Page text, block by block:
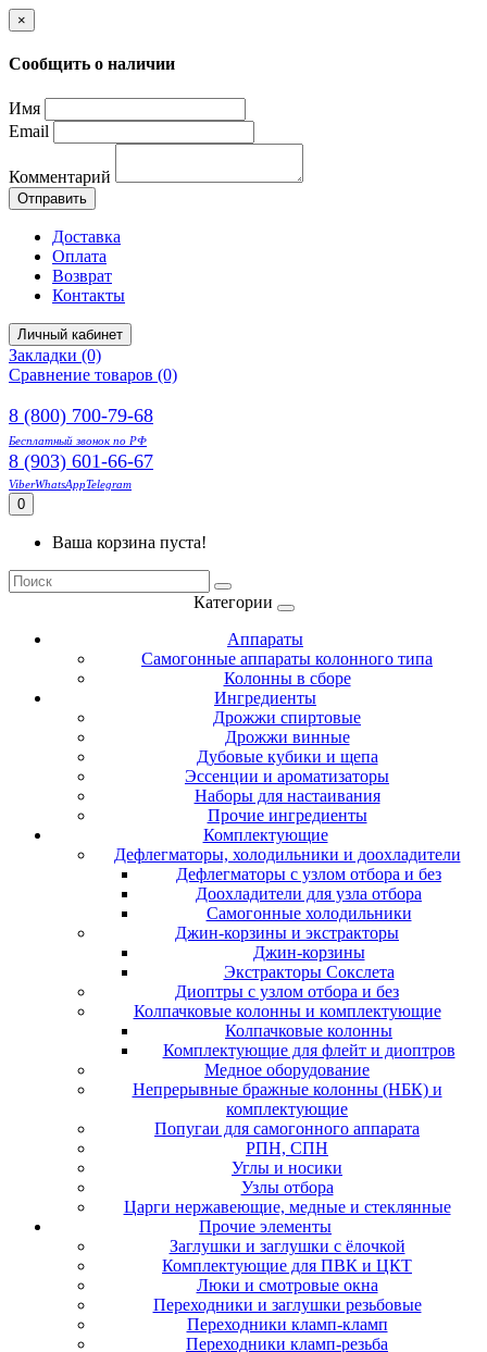
×
Сообщить о наличии
Имя
Email
Комментарий
Отправить
Доставка
Оплата
Возврат
Контакты
Личный кабинет
Закладки (0)
Сравнение товаров (0)
8 (800) 700-79-68
Бесплатный звонок по РФ
8 (903) 601-66-67
ViberWhatsAppTelegram
0
Ваша корзина пуста!
Категории
Аппараты
Самогонные аппараты колонного типа
Колонны в сборе
Ингредиенты
Дрожжи спиртовые
Дрожжи винные
Дубовые кубики и щепа
Эссенции и ароматизаторы
Наборы для настаивания
Прочие ингредиенты
Комплектующие
Дефлегматоры, холодильники и доохладители
Дефлегматоры с узлом отбора и без
Доохладители для узла отбора
Самогонные холодильники
Джин-корзины и экстракторы
Джин-корзины
Экстракторы Сокслета
Диоптры с узлом отбора и без
Колпачковые колонны и комплектующие
Колпачковые колонны
Комплектующие для флейт и диоптров
Медное оборудование
Непрерывные бражные колонны (НБК) и
комплектующие
Попугаи для самогонного аппарата
РПН, СПН
Углы и носики
Узлы отбора
Царги нержавеющие, медные и стеклянные
Прочие элементы
Заглушки и заглушки с ёлочкой
Комплектующие для ПВК и ЦКТ
Люки и смотровые окна
Переходники и заглушки резьбовые
Переходники кламп-кламп
Переходники кламп-резьба